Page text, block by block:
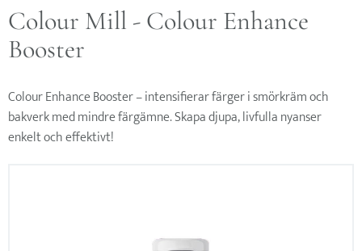
Colour Mill - Colour Enhance
Booster
Colour Enhance Booster – intensifierar färger i smörkräm och
bakverk med mindre färgämne. Skapa djupa, livfulla nyanser
enkelt och effektivt!